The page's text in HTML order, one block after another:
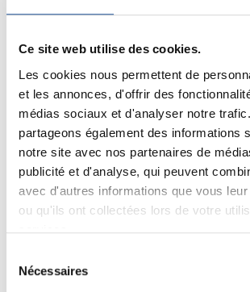
Ce site web utilise des cookies.
Les cookies nous permettent de
et les annonces, d'offrir des
médias sociaux et d'analyser notre
partageons également des informations
notre site avec nos partenaires de
publicité et d'analyse, qui peuvent
avec d'autres informations que vous
ou qu'ils ont collectées lors de votre
services.
Nécessaires
Autres réalisations
équipement de
Installation d'un
Wintherhalter